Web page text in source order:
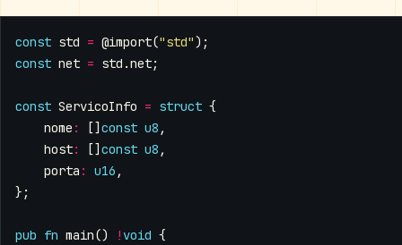
const std = @import("std");
const net = std .net;
const ServicoInfo = struct {
nome : [] const u8 ,
host: [] const u8 ,
porta : u16 ,
};
pub fn main() ! void {